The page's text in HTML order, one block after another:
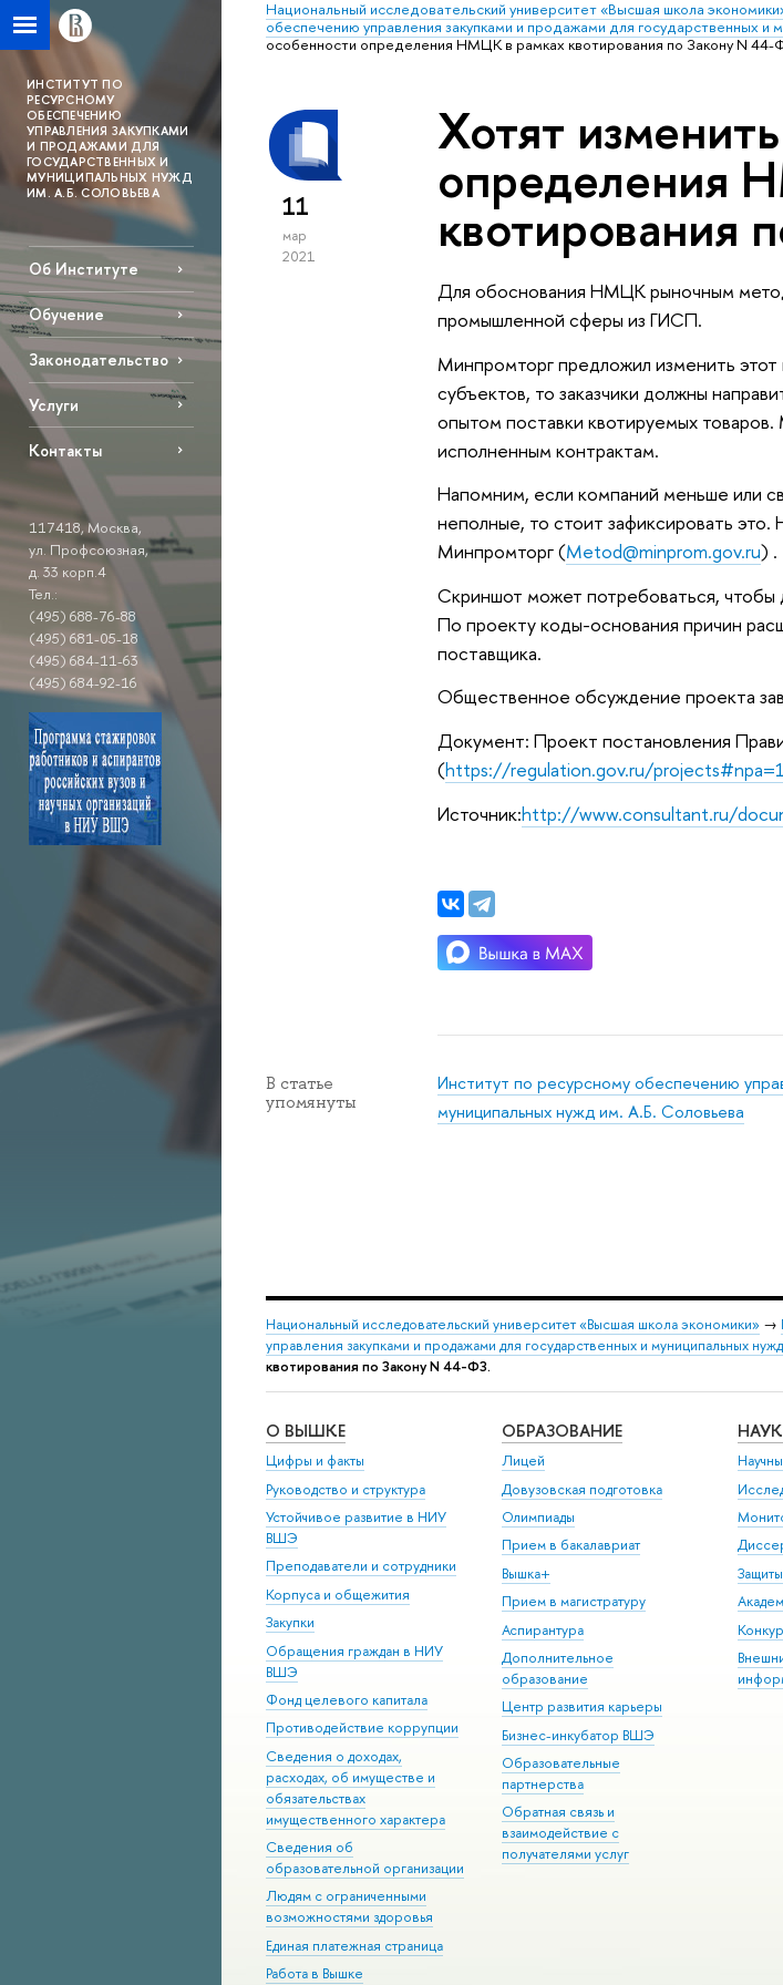
Национальный исследовательский университет «Высшая школа
обеспечению управления закупками и продажами для государственных
особенности определения НМЦК в рамках квотирования по Закону N 44-
ИНСТИТУТ ПО
РЕСУРСНОМУ
ОБЕСПЕЧЕНИЮ
УПРАВЛЕНИЯ ЗАКУПКАМИ
И ПРОДАЖАМИ ДЛЯ
ГОСУДАРСТВЕННЫХ И
МУНИЦИПАЛЬНЫХ НУЖД
ИМ. А.Б. СОЛОВЬЕВА
Об Институте
Обучение
Законодательство
Услуги
Контакты
117418, Москва,
ул. Профсоюзная,
д. 33 корп.4
Тел.:
(495) 688-76-88
(495) 681-05-18
(495) 684-11-63
(495) 684-92-16
11
мар
2021
Хотят
определения
квотирования
Для обоснования НМЦК рыночным
промышленной сферы из ГИСП.
Минпромторг предложил изменить
субъектов, то заказчики должны
опытом поставки квотируемых
исполненным контрактам.
Напомним, если компаний меньше или
неполные, то стоит зафиксировать это.
Минпромторг (Metod@minprom.gov.ru) .
Скриншот может потребоваться, чтобы
По проекту коды-основания причин
поставщика.
Общественное обсуждение проекта
Документ: Проект постановления
(https://regulation.gov.ru/
Источник:http://www.consultant.ru/
В статье
упомянуты
Институт по ресурсному обеспечению
муниципальных нужд им. А.Б. Соловьева
Национальный исследовательский университет «Высшая школа экономики» →
управления закупками и продажами для государственных и муниципальных
квотирования по Закону N 44-ФЗ.
О ВЫШКЕ
Цифры и факты
Руководство и структура
Устойчивое развитие в НИУ
ВШЭ
Преподаватели и сотрудники
Корпуса и общежития
Закупки
Обращения граждан в НИУ
ВШЭ
Фонд целевого капитала
Противодействие коррупции
Сведения о доходах,
расходах, об имуществе и
обязательствах
имущественного характера
Сведения об
образовательной организации
Людям с ограниченными
возможностями здоровья
Единая платежная страница
Работа в Вышке
ОБРАЗОВАНИЕ
Лицей
Довузовская подготовка
Олимпиады
Прием в бакалавриат
Вышка+
Прием в магистратуру
Аспирантура
Дополнительное
образование
Центр развития карьеры
Бизнес-инкубатор ВШЭ
Образовательные
партнерства
Обратная связь и
взаимодействие с
получателями услуг